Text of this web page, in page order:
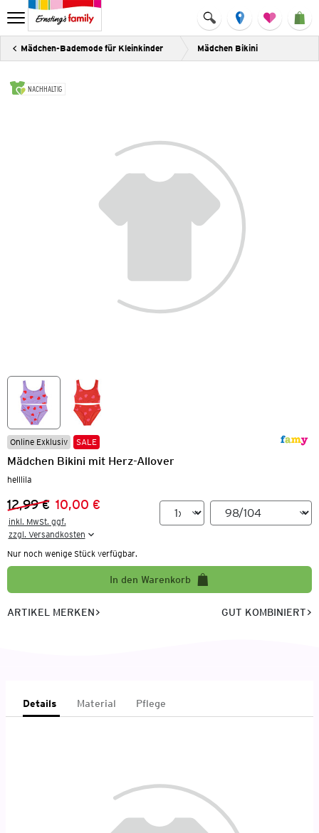
Mädchen-Bademode für Kleinkinder Mädchen Bikini
NACHHALTIG
Online Exklusiv SALE
Mädchen Bikini mit Herz-Allover
helllila
Vorheriger Preis:
12,99 €
Neuer Preis:
10,00 €
inkl. MwSt. ggf.
zzgl. Versandkosten
Nur noch wenige Stück verfügbar.
In den Warenkorb
ARTIKEL MERKEN GUT KOMBINIERT
Details Material Pflege